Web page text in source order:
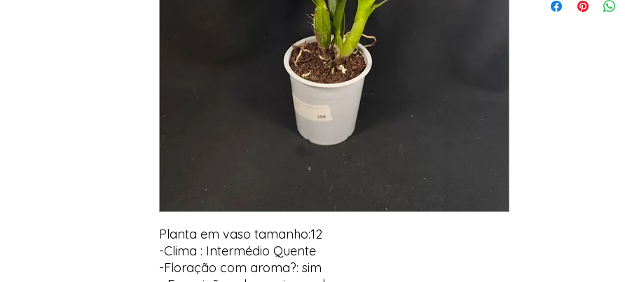
Planta em vaso tamanho:12
-Clima : Intermédio Quente
-Floração com aroma?: sim